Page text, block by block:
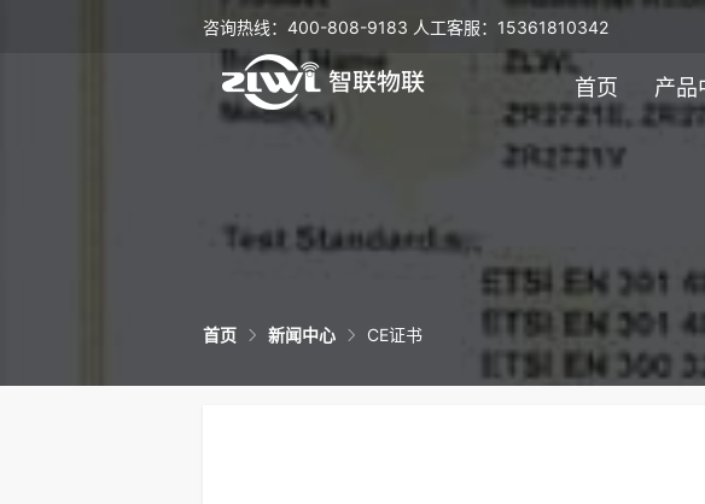
咨询热线：400-808-9183 人工客服：15361810342
首页 产品
首页 新闻中心 CE证书